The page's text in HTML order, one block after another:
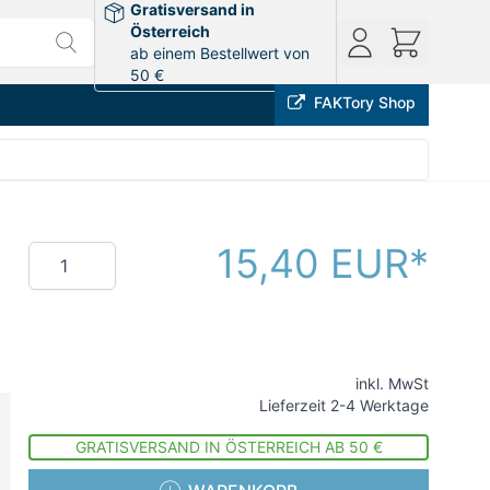
Gratisversand in
Österreich
ab einem Bestellwert von
50 €
FAKTory Shop
Menge 15,40 EUR
inkl. MwSt
Lieferzeit 2-4 Werktage
GRATISVERSAND IN ÖSTERREICH AB 50 €